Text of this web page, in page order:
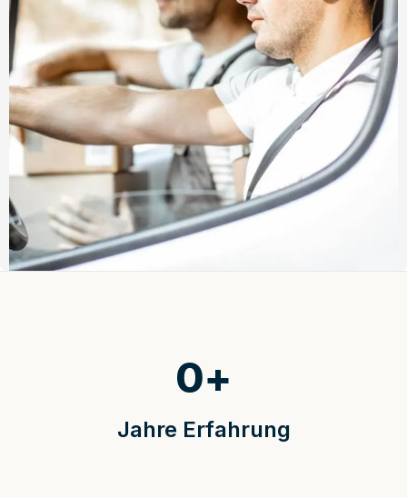
Jahre Erfahrung
0+